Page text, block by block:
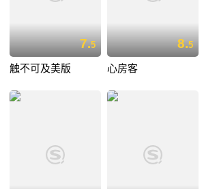
7.5
触不可及美版
8.5
心房客